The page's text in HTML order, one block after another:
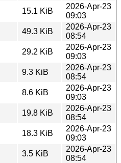
15.1 KiB
2026-Apr-23
09:03
49.3 KiB
2026-Apr-23
08:54
29.2 KiB
2026-Apr-23
09:03
9.3 KiB
2026-Apr-23
08:54
8.6 KiB
2026-Apr-23
09:03
19.8 KiB
2026-Apr-23
08:54
18.3 KiB
2026-Apr-23
09:03
3.5 KiB
2026-Apr-23
08:54